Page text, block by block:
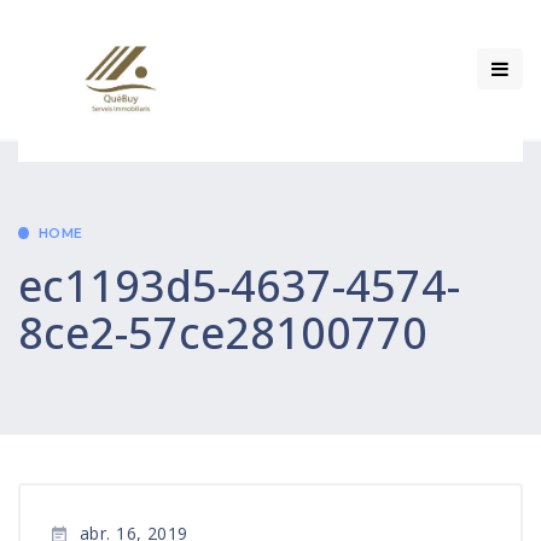
HOME
ec1193d5-4637-4574-
8ce2-57ce28100770
 abr. 16, 2019